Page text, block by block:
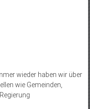
wieder haben wir über
wie Gemeinden,